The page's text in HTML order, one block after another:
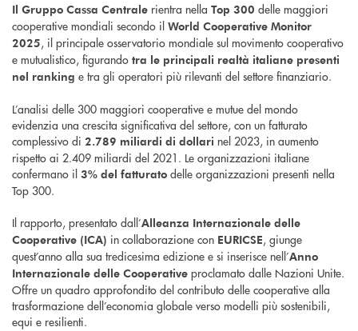
Il Gruppo Cassa Centrale rientra nella Top 300 delle maggiori
cooperative mondiali secondo il World Cooperative Monitor
2025, il principale osservatorio mondiale sul movimento cooperativo
e mutualistico, figurando tra le principali realtà italiane presenti
nel ranking e tra gli operatori più rilevanti del settore finanziario.
L’analisi delle 300 maggiori cooperative e mutue del mondo
evidenzia una crescita significativa del settore, con un fatturato
complessivo di 2.789 miliardi di dollari nel 2023, in aumento
rispetto ai 2.409 miliardi del 2021. Le organizzazioni italiane
confermano il 3% del fatturato delle organizzazioni presenti nella
Top 300.
Il rapporto, presentato dall’Alleanza Internazionale delle
Cooperative (ICA) in collaborazione con EURICSE, giunge
quest’anno alla sua tredicesima edizione e si inserisce nell’Anno
Internazionale delle Cooperative proclamato dalle Nazioni Unite.
Offre un quadro approfondito del contributo delle cooperative alla
trasformazione dell’economia globale verso modelli più sostenibili,
equi e resilienti.